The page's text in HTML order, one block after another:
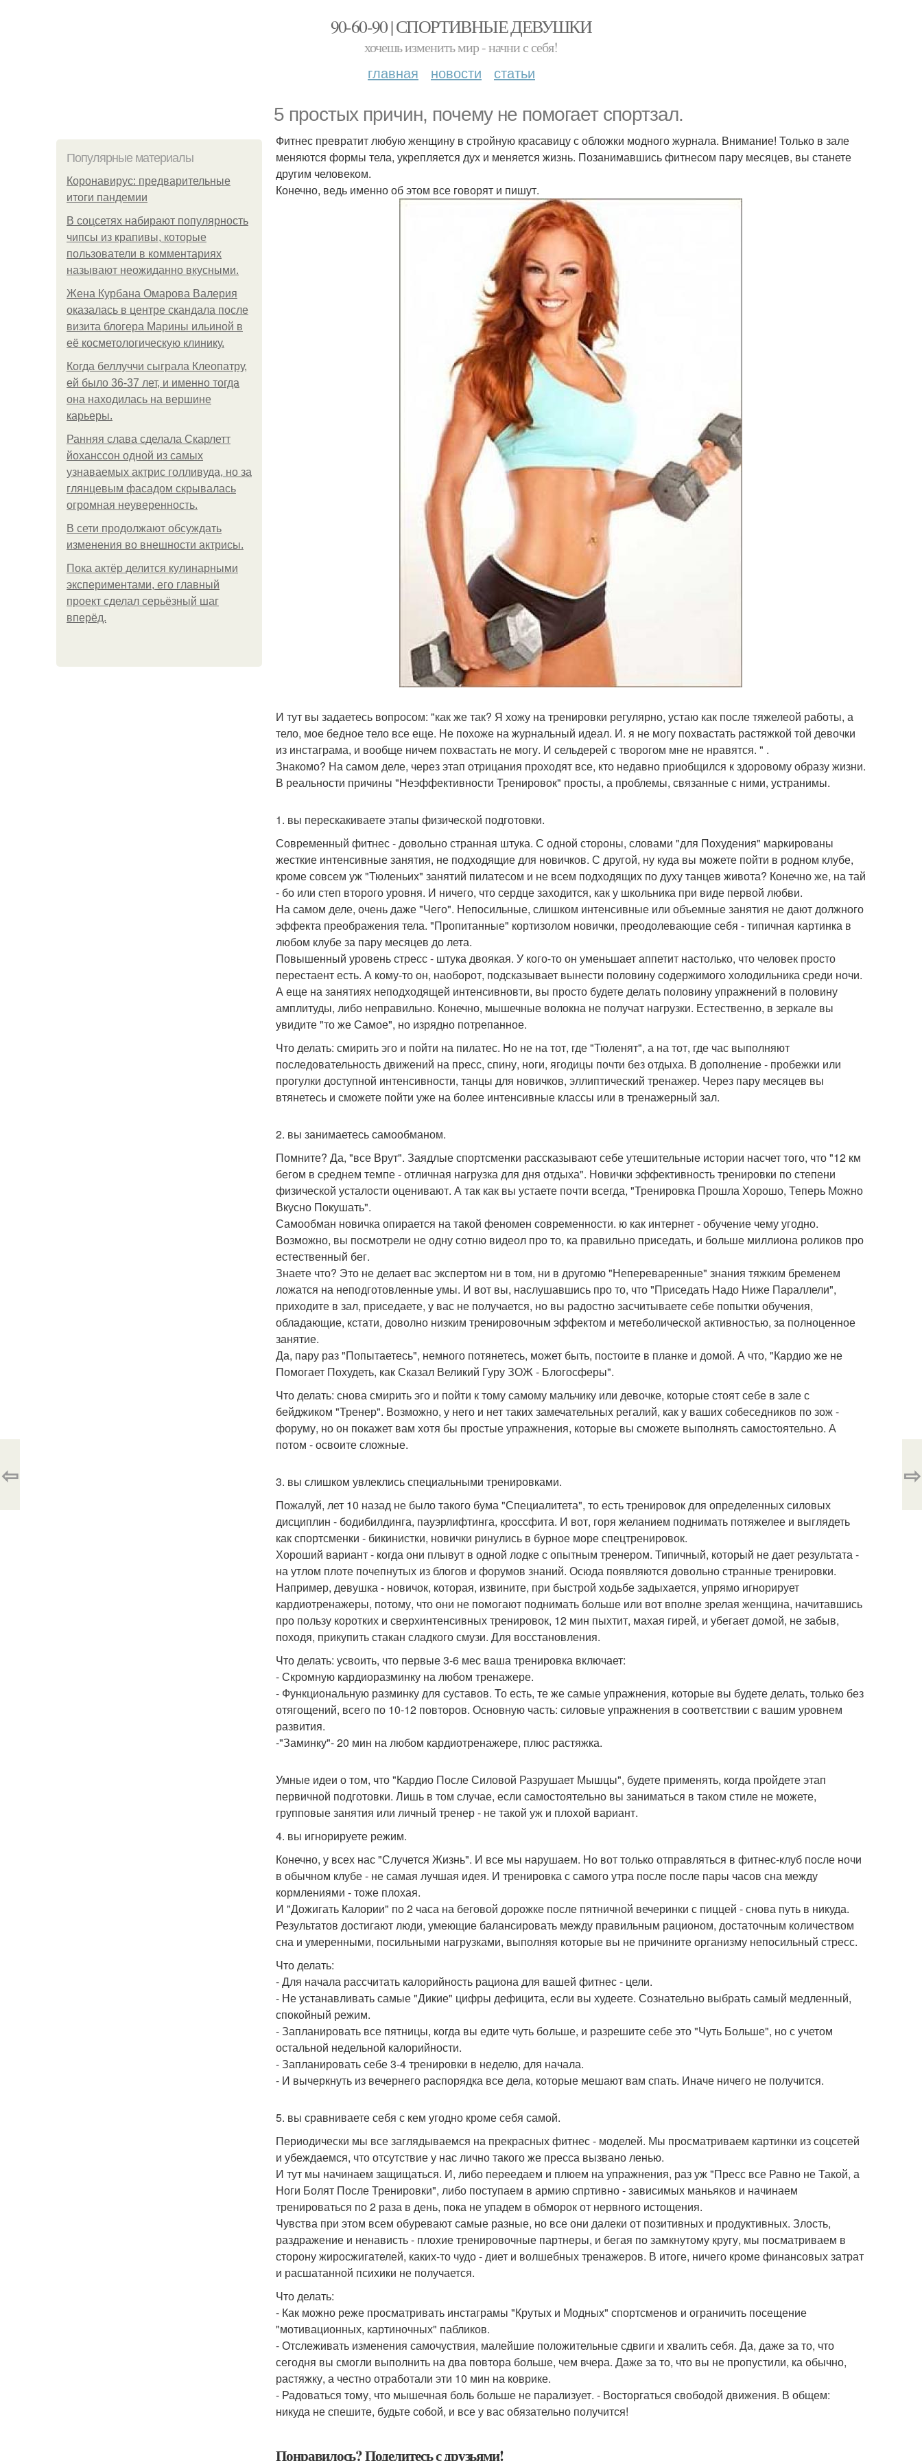
90-60-90 | СПОРТИВНЫЕ ДЕВУШКИ
хочешь изменить мир - начни с себя!
главная новости статьи
5 простых причин, почему не помогает спортзал.
Популярные материалы
Коронавирус: предварительные
итоги пандемии
В соцсетях набирают популярность
чипсы из крапивы, которые
пользователи в комментариях
называют неожиданно вкусными.
Жена Курбана Омарова Валерия
оказалась в центре скандала после
визита блогера Марины ильиной в
её косметологическую клинику.
Когда беллуччи сыграла Клеопатру,
ей было 36-37 лет, и именно тогда
она находилась на вершине
карьеры.
Ранняя слава сделала Скарлетт
йоханссон одной из самых
узнаваемых актрис голливуда, но за
глянцевым фасадом скрывалась
огромная неуверенность.
В сети продолжают обсуждать
изменения во внешности актрисы.
Пока актёр делится кулинарными
экспериментами, его главный
проект сделал серьёзный шаг
вперёд.
Фитнес превратит любую женщину в стройную красавицу с обложки модного журнала. Внимание! Только в зале
меняются формы тела, укрепляется дух и меняется жизнь. Позанимавшись фитнесом пару месяцев, вы станете
другим человеком.
Конечно, ведь именно об этом все говорят и пишут.
И тут вы задаетесь вопросом: "как же так? Я хожу на тренировки регулярно, устаю как после тяжелеой работы, а
тело, мое бедное тело все еще. Не похоже на журнальный идеал. И. я не могу похвастать растяжкой той девочки
из инстаграма, и вообще ничем похвастать не могу. И сельдерей с творогом мне не нравятся. " .
Знакомо? На самом деле, через этап отрицания проходят все, кто недавно приобщился к здоровому образу жизни.
В реальности причины "Неэффективности Тренировок" просты, а проблемы, связанные с ними, устранимы.
1. вы перескакиваете этапы физической подготовки.
Современный фитнес - довольно странная штука. С одной стороны, словами "для Похудения" маркированы
жесткие интенсивные занятия, не подходящие для новичков. С другой, ну куда вы можете пойти в родном клубе,
кроме совсем уж "Тюленьих" занятий пилатесом и не всем подходящих по духу танцев живота? Конечно же, на тай
- бо или степ второго уровня. И ничего, что сердце заходится, как у школьника при виде первой любви.
На самом деле, очень даже "Чего". Непосильные, слишком интенсивные или объемные занятия не дают должного
эффекта преображения тела. "Пропитанные" кортизолом новички, преодолевающие себя - типичная картинка в
любом клубе за пару месяцев до лета.
Повышенный уровень стресс - штука двоякая. У кого-то он уменьшает аппетит настолько, что человек просто
перестаент есть. А кому-то он, наоборот, подсказывает вынести половину содержимого холодильника среди ночи.
А еще на занятиях неподходящей интенсивновти, вы просто будете делать половину упражнений в половину
амплитуды, либо неправильно. Конечно, мышечные волокна не получат нагрузки. Естественно, в зеркале вы
увидите "то же Самое", но изрядно потрепанное.
Что делать: смирить эго и пойти на пилатес. Но не на тот, где "Тюленят", а на тот, где час выполняют
последовательность движений на пресс, спину, ноги, ягодицы почти без отдыха. В дополнение - пробежки или
прогулки доступной интенсивности, танцы для новичков, эллиптический тренажер. Через пару месяцев вы
втянетесь и сможете пойти уже на более интенсивные классы или в тренажерный зал.
2. вы занимаетесь самообманом.
Помните? Да, "все Врут". Заядлые спортсменки рассказывают себе утешительные истории насчет того, что "12 км
бегом в среднем темпе - отличная нагрузка для дня отдыха". Новички эффективность тренировки по степени
физической усталости оценивают. А так как вы устаете почти всегда, "Тренировка Прошла Хорошо, Теперь Можно
Вкусно Покушать".
Самообман новичка опирается на такой феномен современности. ю как интернет - обучение чему угодно.
Возможно, вы посмотрели не одну сотню видеол про то, ка правильно приседать, и больше миллиона роликов про
естественный бег.
Знаете что? Это не делает вас экспертом ни в том, ни в другомю "Непереваренные" знания тяжким бременем
ложатся на неподготовленные умы. И вот вы, наслушавшись про то, что "Приседать Надо Ниже Параллели",
приходите в зал, приседаете, у вас не получается, но вы радостно засчитываете себе попытки обучения,
обладающие, кстати, доволно низким тренировочным эффектом и метеболической активностью, за полноценное
занятие.
Да, пару раз "Попытаетесь", немного потянетесь, может быть, постоите в планке и домой. А что, "Кардио же не
Помогает Похудеть, как Сказал Великий Гуру ЗОЖ - Блогосферы".
Что делать: снова смирить эго и пойти к тому самому мальчику или девочке, которые стоят себе в зале с
бейджиком "Тренер". Возможно, у него и нет таких замечательных регалий, как у ваших собеседников по зож -
форуму, но он покажет вам хотя бы простые упражнения, которые вы сможете выполнять самостоятельно. А
потом - освоите сложные.
3. вы слишком увлеклись специальными тренировками.
Пожалуй, лет 10 назад не было такого бума "Специалитета", то есть тренировок для определенных силовых
дисциплин - бодибилдинга, пауэрлифтинга, кроссфита. И вот, горя желанием поднимать потяжелее и выглядеть
как спортсменки - бикинистки, новички ринулись в бурное море спецтренировок.
Хороший вариант - когда они плывут в одной лодке с опытным тренером. Типичный, который не дает результата -
на утлом плоте почепнутых из блогов и форумов знаний. Осюда появляются довольно странные тренировки.
Например, девушка - новичок, которая, извините, при быстрой ходьбе задыхается, упрямо игнорирует
кардиотренажеры, потому, что они не помогают поднимать больше или вот вполне зрелая женщина, начитавшись
про пользу коротких и сверхинтенсивных тренировок, 12 мин пыхтит, махая гирей, и убегает домой, не забыв,
походя, прикупить стакан сладкого смузи. Для восстановления.
Что делать: усвоить, что первые 3-6 мес ваша тренировка включает:
- Скромную кардиоразминку на любом тренажере.
- Функциональную разминку для суставов. То есть, те же самые упражнения, которые вы будете делать, только без
отягощений, всего по 10-12 повторов. Основную часть: силовые упражнения в соответствии с вашим уровнем
развития.
-"Заминку"- 20 мин на любом кардиотренажере, плюс растяжка.
Умные идеи о том, что "Кардио После Силовой Разрушает Мышцы", будете применять, когда пройдете этап
первичной подготовки. Лишь в том случае, если самостоятельно вы заниматься в таком стиле не можете,
групповые занятия или личный тренер - не такой уж и плохой вариант.
4. вы игнорируете режим.
Конечно, у всех нас "Случется Жизнь". И все мы нарушаем. Но вот только отправляться в фитнес-клуб после ночи
в обычном клубе - не самая лучшая идея. И тренировка с самого утра после после пары часов сна между
кормлениями - тоже плохая.
И "Дожигать Калории" по 2 часа на беговой дорожке после пятничной вечеринки с пиццей - снова путь в никуда.
Результатов достигают люди, умеющие балансировать между правильным рационом, достаточным количеством
сна и умеренными, посильными нагрузками, выполняя которые вы не причините организму непосильный стресс.
Что делать:
- Для начала рассчитать калорийность рациона для вашей фитнес - цели.
- Не устанавливать самые "Дикие" цифры дефицита, если вы худеете. Сознательно выбрать самый медленный,
спокойный режим.
- Запланировать все пятницы, когда вы едите чуть больше, и разрешите себе это "Чуть Больше", но с учетом
остальной недельной калорийности.
- Запланировать себе 3-4 тренировки в неделю, для начала.
- И вычеркнуть из вечернего распорядка все дела, которые мешают вам спать. Иначе ничего не получится.
5. вы сравниваете себя с кем угодно кроме себя самой.
Периодически мы все заглядываемся на прекрасных фитнес - моделей. Мы просматриваем картинки из соцсетей
и убеждаемся, что отсутствие у нас лично такого же пресса вызвано ленью.
И тут мы начинаем защищаться. И, либо переедаем и плюем на упражнения, раз уж "Пресс все Равно не Такой, а
Ноги Болят После Тренировки", либо поступаем в армию спртивно - зависимых маньяков и начинаем
тренироваться по 2 раза в день, пока не упадем в обморок от нервного истощения.
Чувства при этом всем обуревают самые разные, но все они далеки от позитивных и продуктивных. Злость,
раздражение и ненависть - плохие тренировочные партнеры, и бегая по замкнутому кругу, мы посматриваем в
сторону жиросжигателей, каких-то чудо - диет и волшебных тренажеров. В итоге, ничего кроме финансовых затрат
и расшатанной психики не получается.
Что делать:
- Как можно реже просматривать инстаграмы "Крутых и Модных" спортсменов и ограничить посещение
"мотивационных, картиночных" пабликов.
- Отслеживать изменения самочуствия, малейшие положительные сдвиги и хвалить себя. Да, даже за то, что
сегодня вы смогли выполнить на два повтора больше, чем вчера. Даже за то, что вы не пропустили, ка обычно,
растяжку, а честно отработали эти 10 мин на коврике.
- Радоваться тому, что мышечная боль больше не парализует. - Восторгаться свободой движения. В общем:
никуда не спешите, будьте собой, и все у вас обязательно получится!
Понравилось? Поделитесь с друзьями!
⇦ ⇨